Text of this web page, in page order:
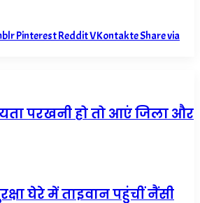
PinterestRedditVKontakteShare via
परखनी हो तो आएं जिला और
घेरे में ताइवान पहुंचीं नैंसी